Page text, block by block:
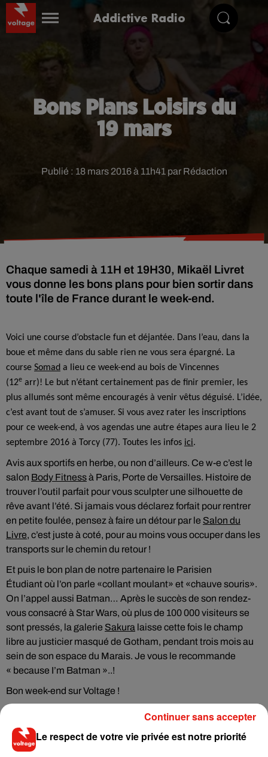
Addictive Radio
Bons Plans Loisirs du
19 mars
Publié : 18 mars 2016 à 11h41 par Rédaction
Chaque samedi à 11H et 19H30, Mikaël Livret
vous donne les bons plans pour bien sortir dans
toute l'île de France durant le week-end.
Voici une course d’obstacle fun et déjantée. Dans l’eau, dans la
boue et même dans du sable rien ne vous sera épargné. La
course Somad a lieu ce week-end au bois de Vincennes
(12e arr)! Le but n’étant certainement pas de finir premier, les
plus allumés sont même encouragés à venir vêtus déguisé. L’idée,
c’est avant tout de s’amuser. Si vous avez rater les inscriptions
pour ce week-end, à vos agendas une autre étapes aura lieu le 2
septembre 2016 à Torcy (77). Toutes les infos ici.
Avis aux sportifs en herbe, ou non d’ailleurs. Ce w-e c’est le
salon Body Fitnessà Paris, Porte de Versailles. Histoire de
trouver l’outil parfait pour vous sculpter une silhouette de
rêve avant l’été. Si jamais vous déclarez forfait pour rentrer
en petite foulée, pensez à faire un détour par le Salon du
Livre, c’est juste à coté, pour au moins vous occuper dans les
transports sur le chemin du retour !
Et puis le bon plan de notre partenaire le Parisien
Étudiant où l’on parle «collant moulant» et «chauve souris».
On l’appel aussi Batman… Après le succès de son rendez-
vous consacré à Star Wars, où plus de 100 000 visiteurs se
sont pressés, la galerie Sakura laisse cette fois le champ
libre au justicier masqué de Gotham, pendant trois mois au
sein de son espace du Marais. Je vous le recommande
« because I’m Batman »..!
Bon week-end sur Voltage !
Ecouter Bons Plans Loisirs du 19 mars
Le respect de votre vie privée est notre priorité
Continuer sans accepter